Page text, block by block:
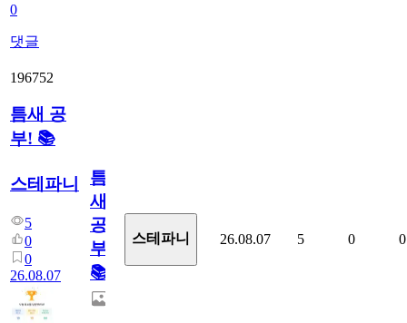
0
댓글
196752
틈새 공
부! 📚
스테파니
5
0
0
26.08.07
틈
새
공
부!
📚
스테파니 26.08.07 5 0 0